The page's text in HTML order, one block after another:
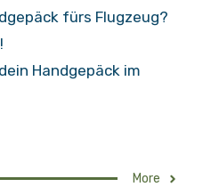
fürs Flugzeug?
Handgepäck im
More